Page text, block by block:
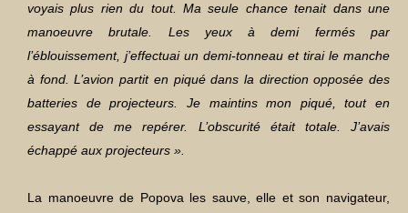
voyais plus rien du tout. Ma seule chance tenait dans une
manoeuvre brutale. Les yeux à demi fermés par
l’éblouissement, j’effectuai un demi-tonneau et tirai le manche
à fond. L’avion partit en piqué dans la direction opposée des
batteries de projecteurs. Je maintins mon piqué, tout en
essayant de me repérer. L’obscurité était totale. J’avais
échappé aux projecteurs ».
La manoeuvre de Popova les sauve, elle et son navigateur,